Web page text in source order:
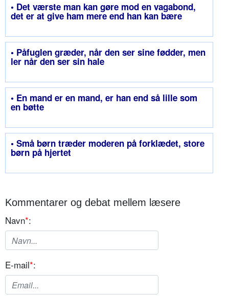
• Det værste man kan gøre mod en vagabond,
det er at give ham mere end han kan bære
• Påfuglen græder, når den ser sine fødder, men
ler når den ser sin hale
• En mand er en mand, er han end så lille som
en bøtte
• Små børn træder moderen på forklædet, store
børn på hjertet
Kommentarer og debat mellem læsere
Navn*:
E-mail*: